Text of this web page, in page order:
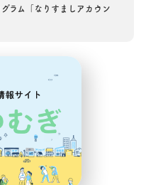
ラム「なりすましアカウン